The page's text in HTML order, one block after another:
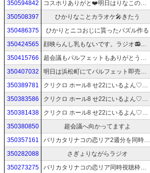
350594842
コスホリありがと❤️明日はりなこの応援隊頑張るぞ❤️
350508397
ひかりなことカラオケ🎤きたう
350486375
ひかりとニコおじに貰ったパズル作る
350424565
顔映らんし乳もないです。ラジオ📻寝ないように作業しながらダラダラ時々ニコゲーをやる枠
350415766
超会議もパルフェットもありがとう🌞エリート軍団結成1年パーティ鍋パ❤️
350407032
明日は浜松町にてパルフェット即売会🌞ヒカリと鍋パしながら20：00過ぎバリカタの恋リア5回目放送を同時視聴枠❤️【YouTube ホス恋 本人不在】
350389781
クリクロ ホール8 せ22にいるよん♡超会議2日目！衣装変更は12:30からだよ( ﾟ ρ ﾟ )ﾎﾞｰ
350383586
クリクロ ホール8 せ22にいるよん♡超会議つきました( ﾟ ρ ﾟ )ﾎﾞｰ
350381438
クリクロ ホール8 せ22にいるよん♡超会議つきました( ﾟ ρ ﾟ )ﾎﾞｰ
350380850
超会議へ向かってますよ
350357161
バリカタリナコの恋リア2週分を同時視聴枠❤️【YouTube ホス恋】
350282088
さぎょりながらラジオ
350273275
バリカタリナコの恋リア同時視聴枠❤️【YouTube ホス恋】